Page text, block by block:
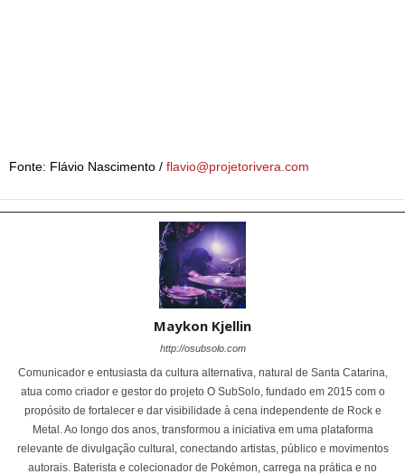
Fonte: Flávio Nascimento / flavio@projetorivera.com
Maykon Kjellin
http://osubsolo.com
Comunicador e entusiasta da cultura alternativa, natural de Santa Catarina,
atua como criador e gestor do projeto O SubSolo, fundado em 2015 com o
propósito de fortalecer e dar visibilidade à cena independente de Rock e
Metal. Ao longo dos anos, transformou a iniciativa em uma plataforma
relevante de divulgação cultural, conectando artistas, público e movimentos
autorais. Baterista e colecionador de Pokémon, carrega na prática e no